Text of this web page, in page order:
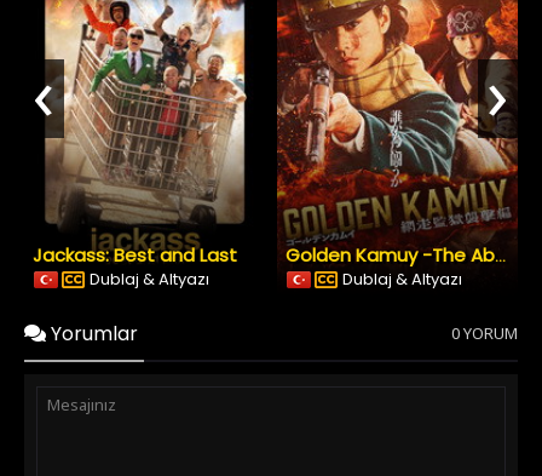
Jackass: Best and Last
Dublaj & Altyazı
Golden Kamuy -The Abashiri Prison Raid
Dublaj & Altyazı
‹ ›
Yorumlar 0 YORUM